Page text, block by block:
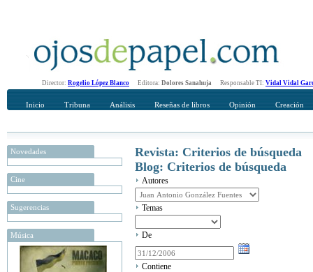
Director: Rogelio López Blanco Editora: Dolores Sanahuja Responsable TI: Vidal Vidal
Inicio Tribuna Análisis Reseñas de libros Opinión Creación
Novedades
Cine
Sugerencias
Música
Revista: Criterios de búsqueda
Blog: Criterios de búsqueda
Autores
Temas
De
Contiene